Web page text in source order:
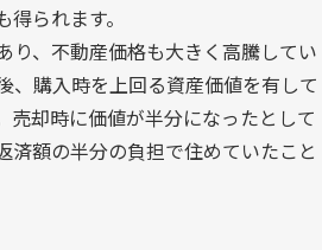
られます。
り、不動産価格も大きく高騰してい
、購入時を上回る資産価値を有して
売却時に価値が半分になったとして
済額の半分の負担で住めていたこと